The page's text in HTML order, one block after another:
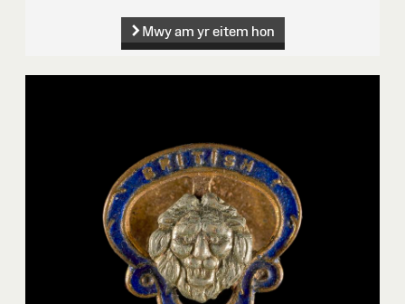
Mwy am yr eitem hon